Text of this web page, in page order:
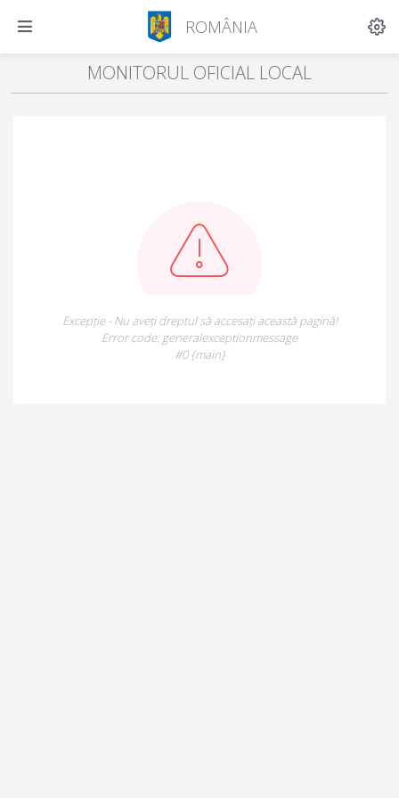
ROMÂNIA
MONITORUL OFICIAL LOCAL
Excepție - Nu aveți dreptul să accesați această pagină!
Error code: generalexceptionmessage
#0 {main}